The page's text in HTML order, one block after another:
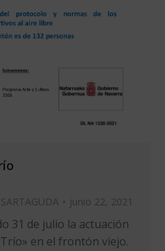
junio 22, 2021
31 de julio la actuación
en el frontón viejo.